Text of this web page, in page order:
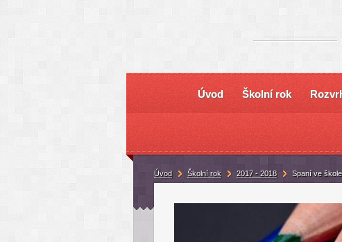
Úvod Školní rok
Úvod Školní rok 2017 - 2018 Spaní ve škole